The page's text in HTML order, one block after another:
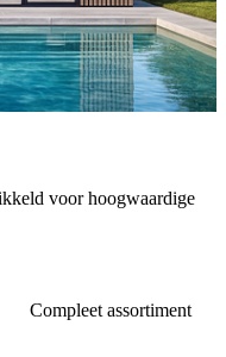
voor hoogwaardige
Compleet assortiment